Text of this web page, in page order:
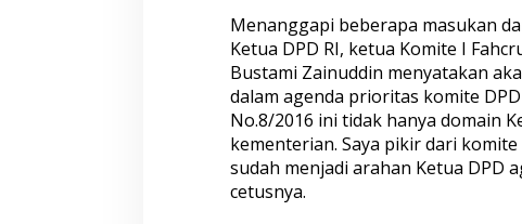
Menanggapi beberapa masukan
Ketua DPD RI, ketua Komite I
Bustami Zainuddin menyatakan
dalam agenda prioritas komite
No.8/2016 ini tidak hanya domain
kementerian. Saya pikir dari
sudah menjadi arahan Ketua DPD
cetusnya.